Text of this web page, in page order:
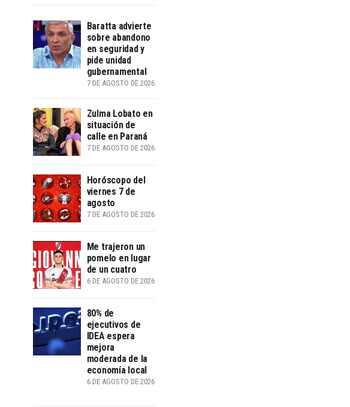
Baratta advierte
sobre abandono
en seguridad y
pide unidad
gubernamental
7 DE AGOSTO DE 2026
Zulma Lobato en
situación de
calle en Paraná
7 DE AGOSTO DE 2026
Horóscopo del
viernes 7 de
agosto
7 DE AGOSTO DE 2026
Me trajeron un
pomelo en lugar
de un cuatro
6 DE AGOSTO DE 2026
80% de
ejecutivos de
IDEA espera
mejora
moderada de la
economía local
6 DE AGOSTO DE 2026